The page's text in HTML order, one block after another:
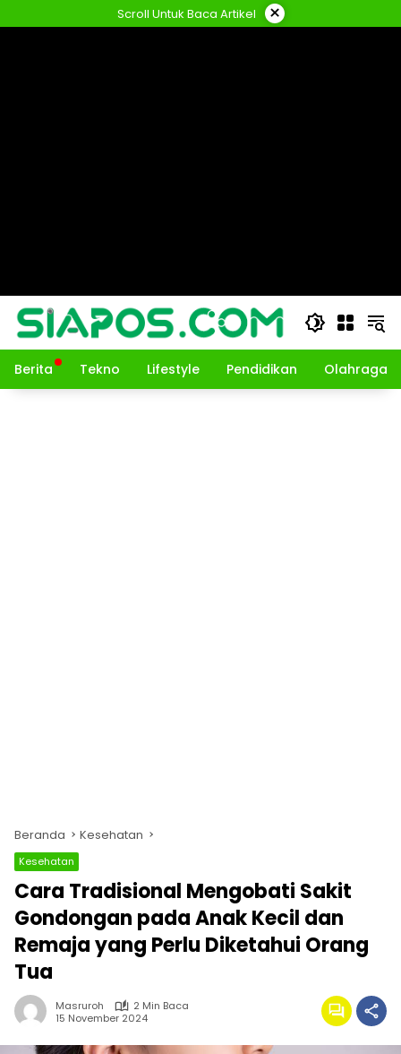
ke
Scroll Untuk Baca Artikel ×
Berita Tekno Lifestyle Pendidikan Olahraga
Beranda Kesehatan
Kesehatan
Cara Tradisional Mengobati Sakit
Gondongan pada Anak Kecil dan
Remaja yang Perlu Diketahui Orang
Tua
Masruroh
2 Min Baca
15 November 2024